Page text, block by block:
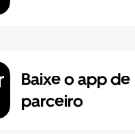
Baixe o app de
parceiro